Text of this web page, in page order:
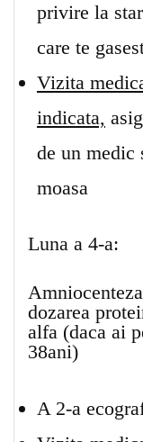
privire la
care te
Vizita
indicata,
de un medic
moasa
Luna a 4-a:
dozarea
alfa (daca ai
38ani)
A 2-a